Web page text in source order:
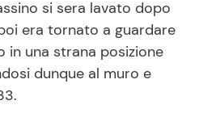
si sera lavato dopo
era tornato a guardare
una strana posizione
dunque al muro e